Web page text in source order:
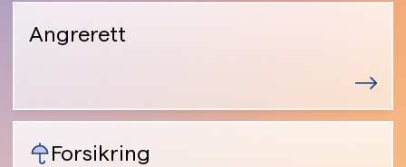
Angrerett
Forsikring